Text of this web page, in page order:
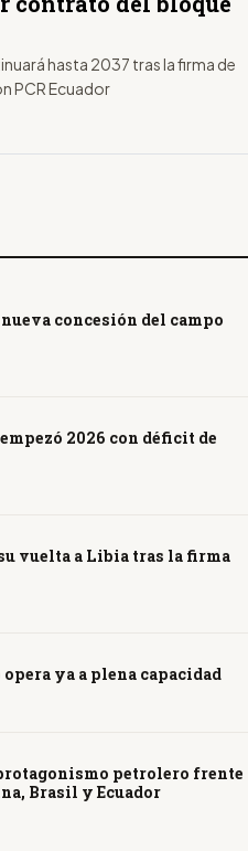
hasta 2037 tras la firma de
PCR Ecuador
concesión del campo
2026 con déficit de
vuelta a Libia tras la firma
ya a plena capacidad
petrolero frente
Brasil y Ecuador